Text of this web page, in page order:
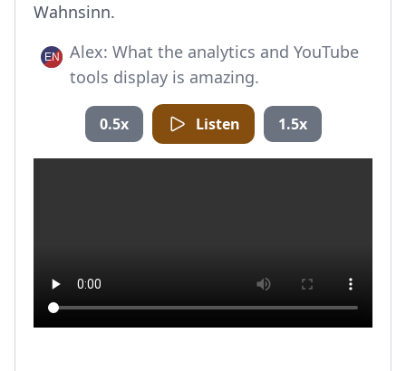
Wahnsinn.
Alex: What the analytics and YouTube
tools display is amazing.
0.5x Listen 1.5x